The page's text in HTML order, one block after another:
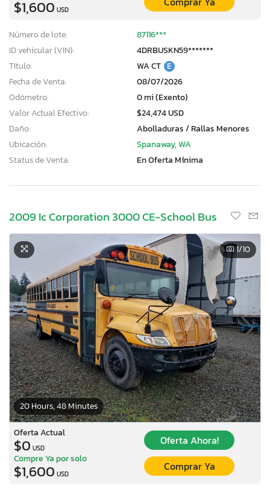
$1,600 USD
Número de lote:
87116***
ID vehicular (VIN):
4DRBUSKN59*******
Título:
WA CT E
Fecha de Venta:
08/07/2026
Odómetro:
0 mi (Exento)
Valor Actual Efectivo:
$24,474 USD
Daño:
Abolladuras / Rallas Menores
Ubicación:
Spanaway, WA
Status de Venta:
En Oferta Mínima
2009 Ic Corporation 3000 CE-School Bus
20 Hours, 48 Minutes
1/10
Oferta Actual
$0 USD
Oferta Ahora!
Compre Ya por solo
$1,600 USD
Comprar Ya